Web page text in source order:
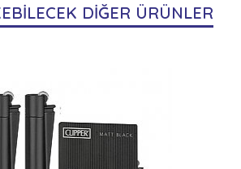
DİĞER ÜRÜNLER